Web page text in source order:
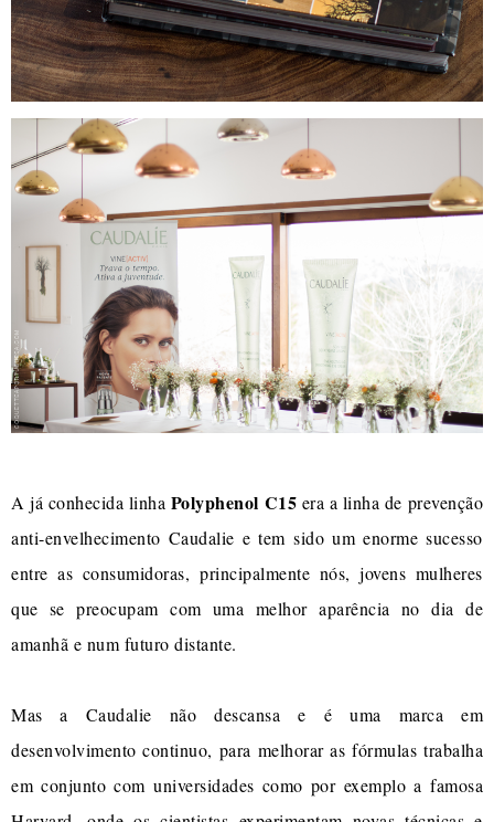
A já conhecida linha Polyphenol C15 era a linha de prevenção
anti-envelhecimento Caudalie e tem sido um enorme sucesso
entre as consumidoras, principalmente nós, jovens mulheres
que se preocupam com uma melhor aparência no dia de
amanhã e num futuro distante.
Mas a Caudalie não descansa e é uma marca em
desenvolvimento continuo, para melhorar as fórmulas trabalha
em conjunto com universidades como por exemplo a famosa